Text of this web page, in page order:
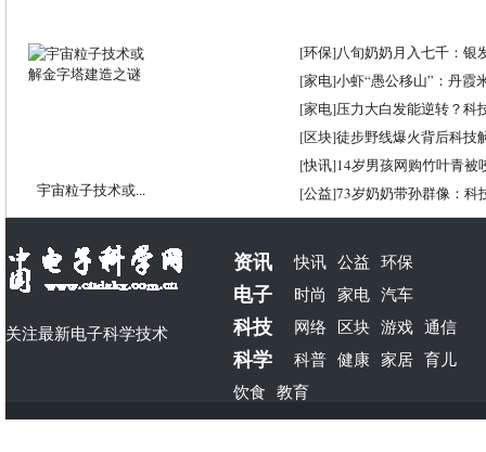
宇宙粒子技术或...
[环保]八旬奶奶月入七千：银
[家电]小虾“愚公移山”：丹霞
[家电]压力大白发能逆转？科
[区块]徒步野线爆火背后科技
[快讯]14岁男孩网购竹叶青被
[公益]73岁奶奶带孙群像：科
关注最新电子科学技术
资讯 快讯 公益 环保
电子 时尚 家电 汽车
科技 网络 区块 游戏 通信
科学 科普 健康 家居 育儿
饮食 教育